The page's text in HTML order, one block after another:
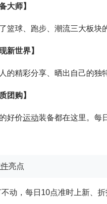
大师】
篮球、跑步、潮流三大板块
新世界】
的精彩分享、晒出自己的独
团购】
好价运动装备都在这里。每
亮点
不动，每日10点准时上新、